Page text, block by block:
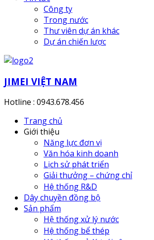
Công ty
Trong nước
Thư viên dự án khác
Dự án chiến lược
JIMEI VIỆT NAM
Hotline : 0943.678.456
Trang chủ
Giới thiệu
Năng lực đơn vị
Văn hóa kinh doanh
Lịch sử phát triển
Giải thưởng – chứng chỉ
Hệ thống R&D
Dây chuyền đồng bộ
Sản phẩm
Hệ thống xử lý nước
Hệ thống bể thép